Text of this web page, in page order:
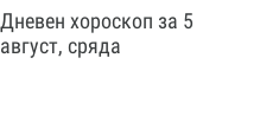
Дневен хороскоп за 5
август, сряда